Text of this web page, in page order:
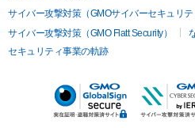
サイバー攻撃対策（GMOサイバーセキュリテ
サイバー攻撃対策（GMO Flatt Security）
セキュリティ事業の軌跡